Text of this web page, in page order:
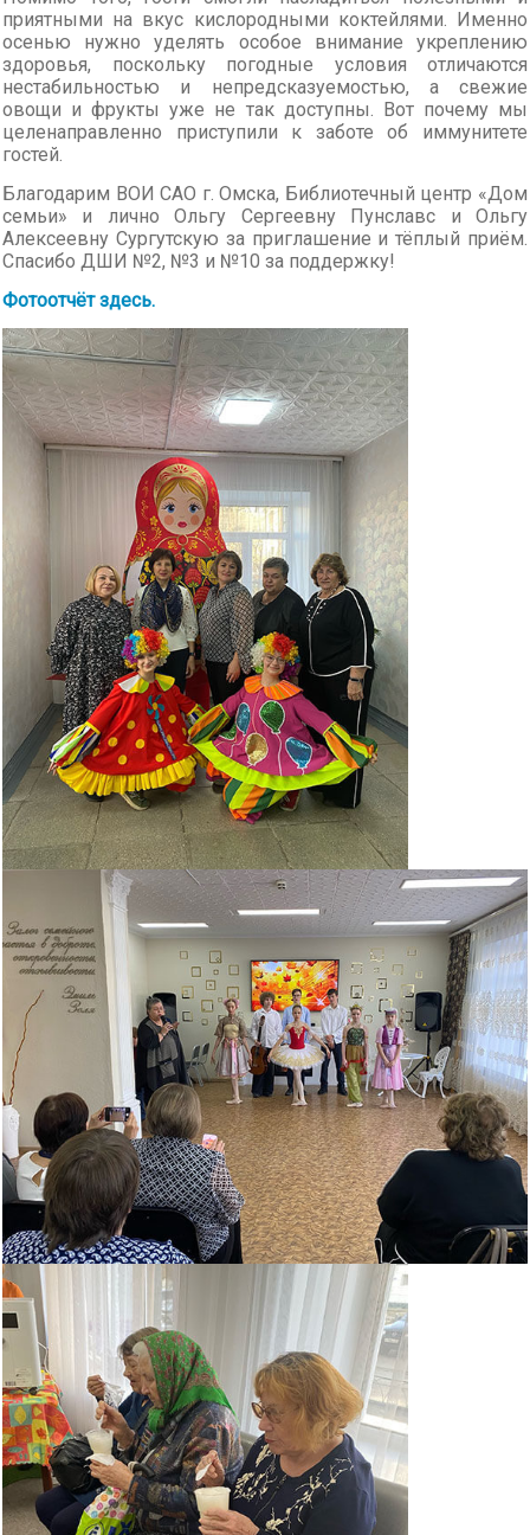
приятными на вкус кислородными коктейлями. Именно
осенью нужно уделять особое внимание укреплению
здоровья, поскольку погодные условия отличаются
нестабильностью и непредсказуемостью, а свежие
овощи и фрукты уже не так доступны. Вот почему мы
целенаправленно приступили к заботе об иммунитете
гостей.
Благодарим ВОИ САО г. Омска, Библиотечный центр «Дом
семьи» и лично Ольгу Сергеевну Пунславс и Ольгу
Алексеевну Сургутскую за приглашение и тёплый приём.
Спасибо ДШИ №2, №3 и №10 за поддержку!
Фотоотчёт здесь.